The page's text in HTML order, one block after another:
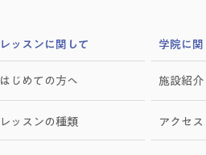
​レッスンに関して
はじめての方へ
レッスンの種類
学院に関
施設紹介
アクセス